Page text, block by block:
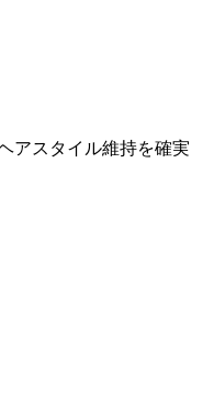
アスタイル維持を確実